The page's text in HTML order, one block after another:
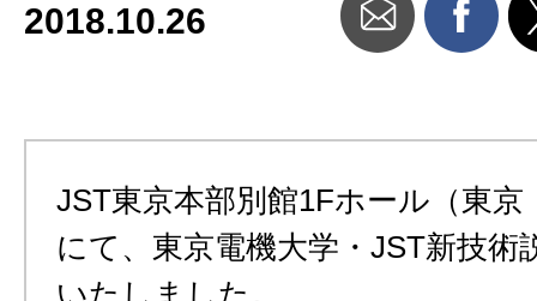
2018.10.26
JST東京本部別館1Fホール（東
にて、東京電機大学・JST新技術
いたしました。